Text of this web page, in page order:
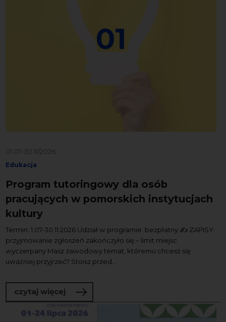
01
01.07-30.11/2026
Edukacja
Program tutoringowy dla osób
pracujących w pomorskich instytucjach
kultury
Termin: 1.07-30.11.2026 Udział w programie: bezpłatny ✍️ ZAPISY:
przyjmowanie zgłoszeń zakończyło się – limit miejsc
wyczerpany Masz zawodowy temat, któremu chcesz się
uważniej przyjrzeć? Stoisz przed...
czytaj więcej o Program tutoringowy dla osób